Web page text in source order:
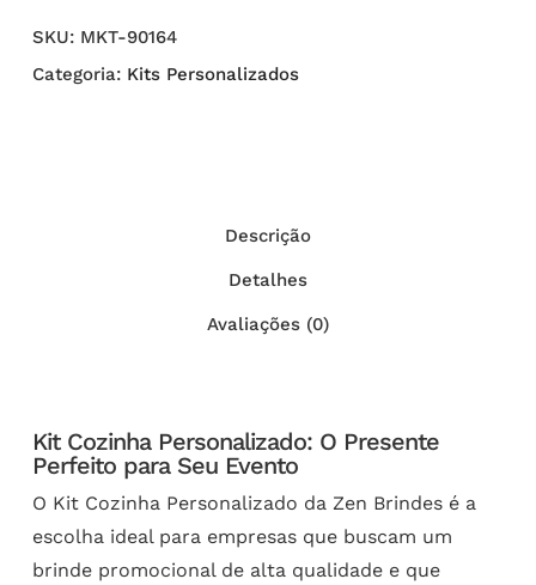
SKU: MKT-90164
Categoria: Kits Personalizados
Descrição
Detalhes
Avaliações (0)
Kit Cozinha Personalizado: O Presente
Perfeito para Seu Evento
O Kit Cozinha Personalizado da Zen Brindes é a
escolha ideal para empresas que buscam um
brinde promocional de alta qualidade e que